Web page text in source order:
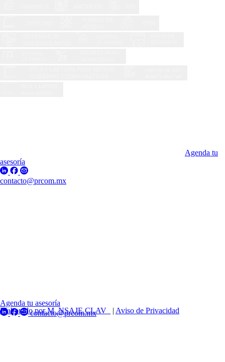
Agenda tu
asesoría
contacto@prcom.mx
Agenda tu asesoría
contacto@prcom.mx
Elaborado por M_NSAJE CLAV_ | Aviso de Privacidad